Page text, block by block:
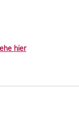
hier